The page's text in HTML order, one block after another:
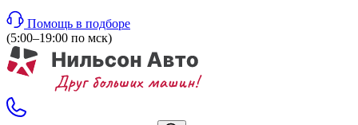
Помощь в подборе
(5:00–19:00 по мск)